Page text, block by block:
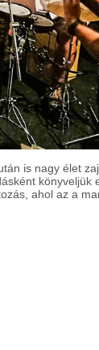
is nagy élet
könyveljük
ahol az a